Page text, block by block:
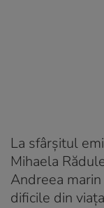
La sfârșitul
Mihaela
Andreea
dificile din